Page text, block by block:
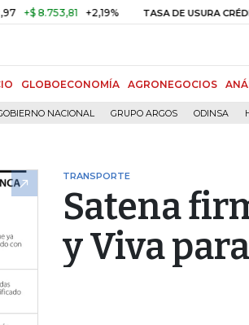
+2,19% TASA DE USURA CRÉDITO
GLOBOECONOMÍA AGRONEGOCIOS
NACIONAL GRUPO ARGOS ODINSA
TRANSPORTE
Satena
y Viva